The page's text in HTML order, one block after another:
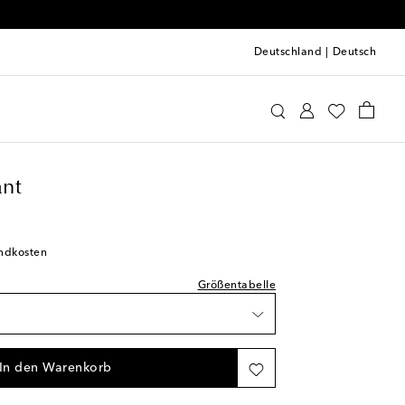
Deutschland Deutsch
Größentabelle
In den Warenkorb